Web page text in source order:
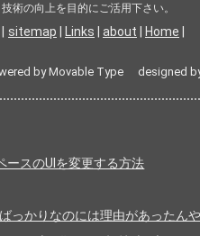
技術の向上を目的にご活用下さい。
sitemap Links about Home
by Movable Type designed
ースのUIを変更する方法
っかりなのには理由があったんや